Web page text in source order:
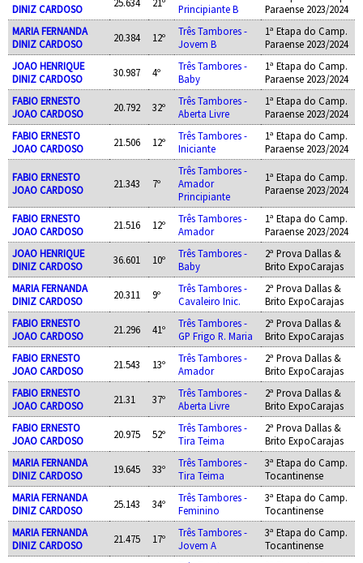
DINIZ CARDOSO
Principiante B
Paraense 2023/2024
MARIA FERNANDA
DINIZ CARDOSO
20.384 12º
Três Tambores -
Jovem B
1ª Etapa do Camp.
Paraense 2023/2024
JOAO HENRIQUE
DINIZ CARDOSO
30.987 4º
Três Tambores -
Baby
1ª Etapa do Camp.
Paraense 2023/2024
FABIO ERNESTO
JOAO CARDOSO
20.792 32º
Três Tambores -
Aberta Livre
1ª Etapa do Camp.
Paraense 2023/2024
FABIO ERNESTO
JOAO CARDOSO
21.506 12º
Três Tambores -
Iniciante
1ª Etapa do Camp.
Paraense 2023/2024
FABIO ERNESTO
JOAO CARDOSO
21.343 7º
Três Tambores -
Amador
Principiante
1ª Etapa do Camp.
Paraense 2023/2024
FABIO ERNESTO
JOAO CARDOSO
21.516 12º
Três Tambores -
Amador
1ª Etapa do Camp.
Paraense 2023/2024
JOAO HENRIQUE
DINIZ CARDOSO
36.601 10º
Três Tambores -
Baby
2ª Prova Dallas &
Brito ExpoCarajas
MARIA FERNANDA
DINIZ CARDOSO
20.311 9º
Três Tambores -
Cavaleiro Inic.
2ª Prova Dallas &
Brito ExpoCarajas
FABIO ERNESTO
JOAO CARDOSO
21.296 41º
Três Tambores -
GP Frigo R. Maria
2ª Prova Dallas &
Brito ExpoCarajas
FABIO ERNESTO
JOAO CARDOSO
21.543 13º
Três Tambores -
Amador
2ª Prova Dallas &
Brito ExpoCarajas
FABIO ERNESTO
JOAO CARDOSO
21.31 37º
Três Tambores -
Aberta Livre
2ª Prova Dallas &
Brito ExpoCarajas
FABIO ERNESTO
JOAO CARDOSO
20.975 52º
Três Tambores -
Tira Teima
2ª Prova Dallas &
Brito ExpoCarajas
MARIA FERNANDA
DINIZ CARDOSO
19.645 33º
Três Tambores -
Tira Teima
3ª Etapa do Camp.
Tocantinense
MARIA FERNANDA
DINIZ CARDOSO
25.143 34º
Três Tambores -
Feminino
3ª Etapa do Camp.
Tocantinense
MARIA FERNANDA
DINIZ CARDOSO
21.475 17º
Três Tambores -
Jovem A
3ª Etapa do Camp.
Tocantinense